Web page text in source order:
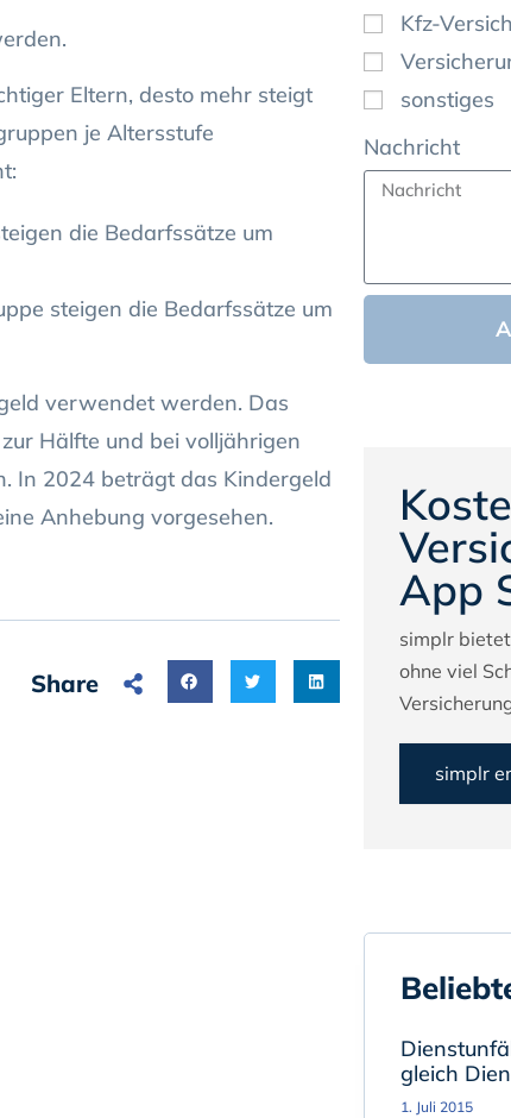
Eltern, desto mehr steigt
je Altersstufe
die Bedarfssätze um
steigen die Bedarfssätze um
verwendet werden. Das
Hälfte und bei volljährigen
In 2024 beträgt das Kindergeld
Anhebung vorgesehen.
Share
Kfz-
sonstiges
Nachricht
App
simplr
ohne viel
simplr
gleich
1. Juli 2015